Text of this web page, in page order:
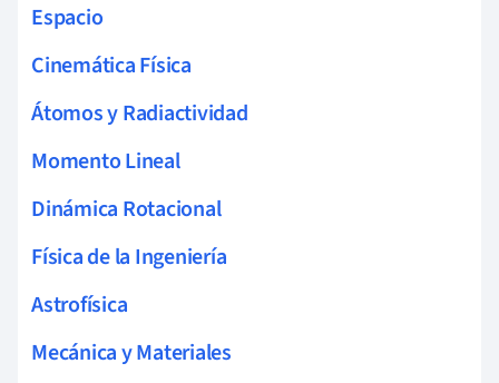
Espacio
Cinemática Física
Átomos y Radiactividad
Momento Lineal
Dinámica Rotacional
Física de la Ingeniería
Astrofísica
Mecánica y Materiales